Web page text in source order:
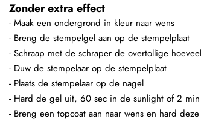
Zonder extra effect
- Maak een ondergrond in kleur naar wens
- Breng de stempelgel aan op de stempelplaat
- Schraap met de schraper de overtollige
- Duw de stempelaar op de stempelplaat
- Plaats de stempelaar op de nagel
- Hard de gel uit, 60 sec in de sunlight of 2
- Breng een topcoat aan naar wens en hard